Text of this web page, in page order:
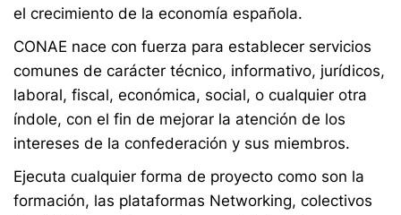
el crecimiento de la economía española.
CONAE nace con fuerza para establecer servicios
comunes de carácter técnico, informativo, jurídicos,
laboral, fiscal, económica, social, o cualquier otra
índole, con el fin de mejorar la atención de los
intereses de la confederación y sus miembros.
Ejecuta cualquier forma de proyecto como son la
formación, las plataformas Networking, colectivos